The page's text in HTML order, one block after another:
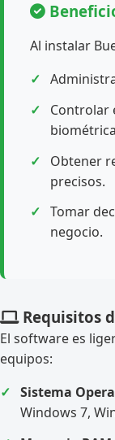
Al instalar
Controlar
Obtener
precisos.
Tomar
negocio.
Requisitos
El software es
equipos:
Sistema
Windows 7,